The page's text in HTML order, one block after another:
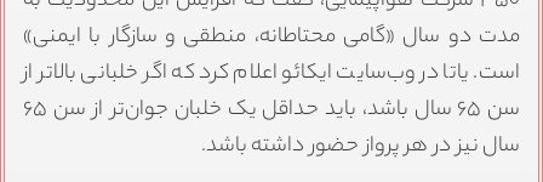
مدت دو سال «گامی محتاطانه، منطقی و سازگار با ایمنی»
است. یاتا در وب‌سایت ایکائو اعلام کرد که اگر خلبانی بالاتر از
سن ۶۵ سال باشد، باید حداقل یک خلبان جوان‌تر از سن ۶۵
سال نیز در هر پرواز حضور داشته باشد.